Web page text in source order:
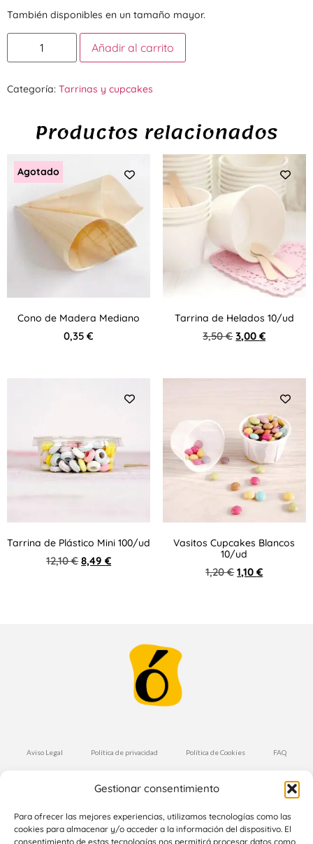
Gestionar consentimiento
Para ofrecer las mejores experiencias, utilizamos tecnologías como las
cookies para almacenar y/o acceder a la información del dispositivo. El
consentimiento de estas tecnologías nos permitirá procesar datos como
También disponibles en un tamaño mayor.
Añadir al carrito
Categoría: Tarrinas y cupcakes
Productos relacionados
Agotado
Cono de Madera Mediano
0,35€
Tarrina de Helados 10/ud
3,50€ 3,00€
Tarrina de Plástico Mini 100/ud
12,10€ 8,49€
Vasitos Cupcakes Blancos
10/ud
1,20€ 1,10€
Aviso Legal Política de privacidad Política de Cookies FAQ
Condiciones de Compra Envíos y Devoluciones
Suscríbete a nuestra Newsletter